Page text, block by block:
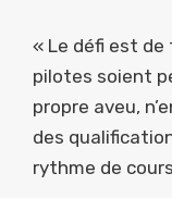
« Le défi est
pilotes soient
propre aveu,
des
rythme de